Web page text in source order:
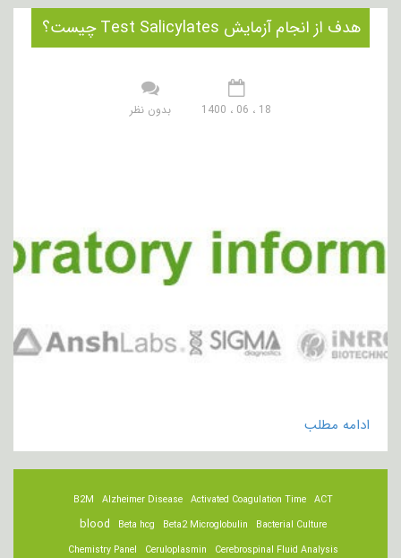
هدف از انجام آزمایش Test Salicylates چیست؟
18 ، 06 ، 1400 بدون نظر
ادامه مطلب
ACT
Activated Coagulation Time
Alzheimer Disease
B2M
Bacterial Culture
Beta2 Microglobulin
Beta hcg
blood
Cerebrospinal Fluid Analysis
Ceruloplasmin
Chemistry Panel